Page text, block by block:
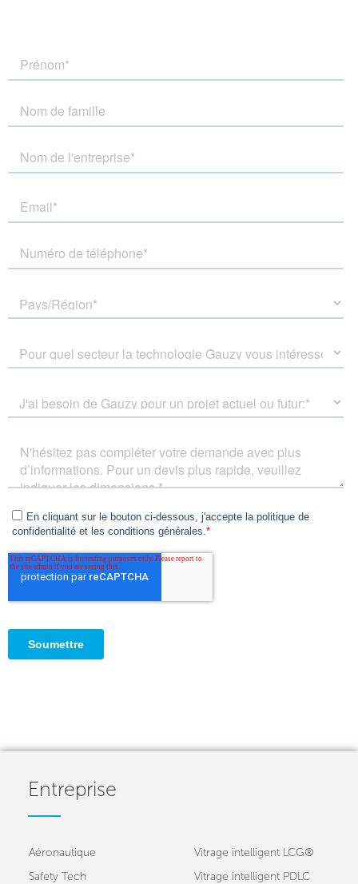
Entreprise
Aéronautique
Safety Tech
Vitrage intelligent LCG®
Vitrage intelligent PDLC